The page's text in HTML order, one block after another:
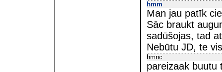
hmm
Man jau patīk
Sāc braukt
sadūšojas, tad
Nebūtu JD, te
hmnc
pareizaak buutu